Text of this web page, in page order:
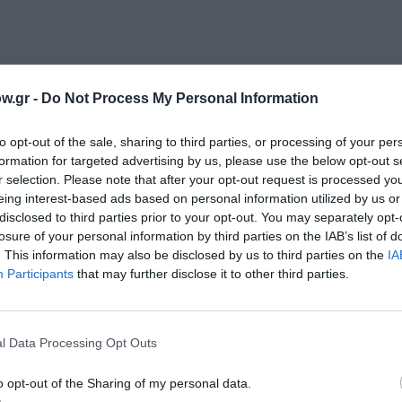
- Do Not Process My Personal Information
opt-out of the sale, sharing to third parties, or processing of your
for targeted advertising by us, please use the below opt-out
selection. Please note that after your opt-out request is processed
interest-based ads based on personal information utilized by us
to third parties prior to your opt-out. You may separately
of your personal information by third parties on the IAB’s list of
This information may also be disclosed by us to third parties on the
Participants that may further disclose it to other third parties.
Data Processing Opt Outs
opt-out of the Sharing of my personal data.
πρώτοι όλες τις ειδήσεις
στοCulturenow.gr
Δες